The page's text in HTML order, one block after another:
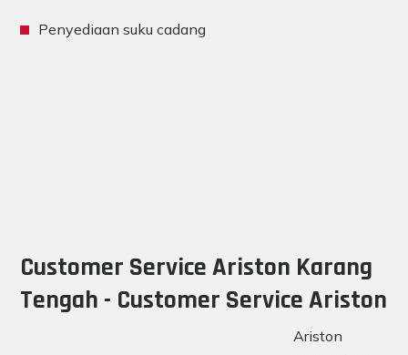
Penyediaan suku cadang
Customer Service Ariston Karang
Tengah - Customer Service Ariston
Ariston